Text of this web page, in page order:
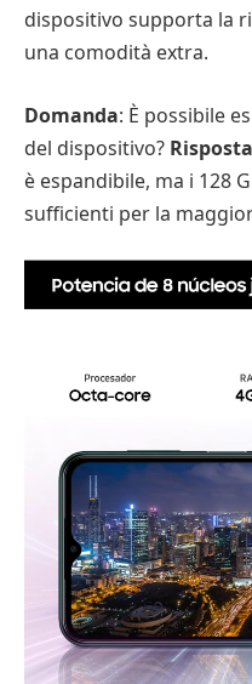
dispositivo supporta la
una comodità extra.
Domanda: È possibile
del dispositivo? Risposta
è espandibile, ma i 128
sufficienti per la